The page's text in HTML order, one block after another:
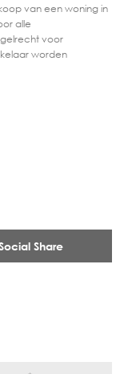
Share
van een woning in
alle
voor
worden